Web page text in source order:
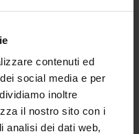
contenuti ed
social media e per
inoltre
il nostro sito con i
analisi dei dati web,